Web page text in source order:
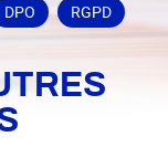
DPO RGPD